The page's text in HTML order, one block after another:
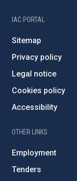
IAC PORTAL
Sitemap
Privacy policy
Legal notice
Cookies policy
Accessibility
OTHER LINKS
Employment
Tenders